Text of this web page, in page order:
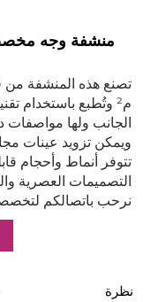
منشفة وجه
م² وتُطبع باستخدام
الجانب ولها مواصفات
ويمكن تزويد عينات
تتوفر أنماط وأحجام
التصميمات العصرية
نرحب باتصالكم
نظرة